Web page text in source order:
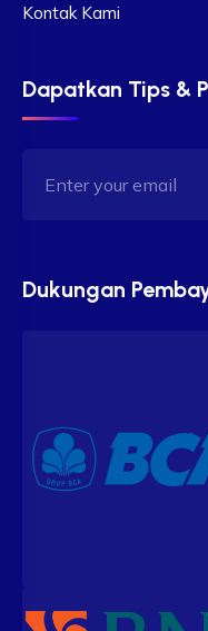
Kontak Kami
Dapatkan Tips &
Dukungan